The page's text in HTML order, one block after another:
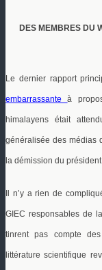
DES MEMBRES DU
Le dernier rapport
embarrassanteà
himalayens était
généralisée des médias
la démission du
Il n’y a rien de
GIEC responsables de
tinrent pas compte
littérature scientifique